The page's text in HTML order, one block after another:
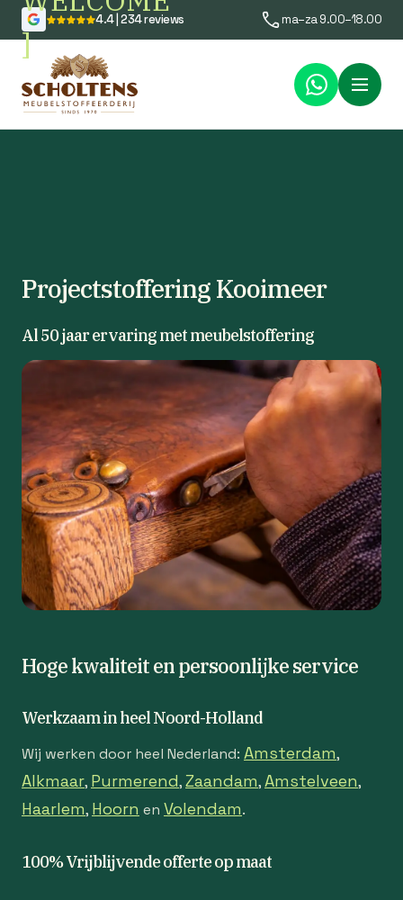
]
4.4 | 234 reviews ma–za 9.00–18.00
Menu
Projectstoffering Kooimeer
Al 50 jaar ervaring met meubelstoffering
Hoge kwaliteit en persoonlijke service
Werkzaam in heel Noord-Holland
Wij werken door heel Nederland: Amsterdam,
Alkmaar, Purmerend,Zaandam,Amstelveen,
Haarlem, Hoorn en Volendam.
100% Vrijblijvende offerte op maat